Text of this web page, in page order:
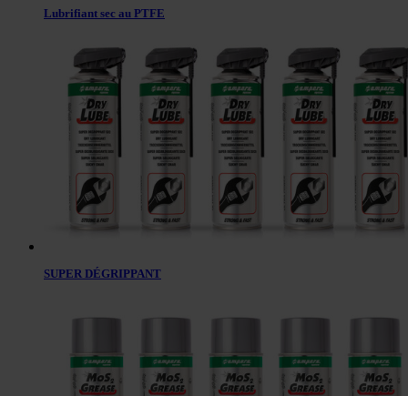
Lubrifiant sec au PTFE
SUPER DÉGRIPPANT